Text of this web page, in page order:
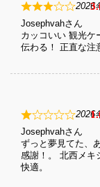
3
2026
カッコいい 観光ケ
伝わる！ 正直な注
Josephvah
1
2026
ずっと夢見てた、
感謝！。 北西メキ
快適。
Josephvah